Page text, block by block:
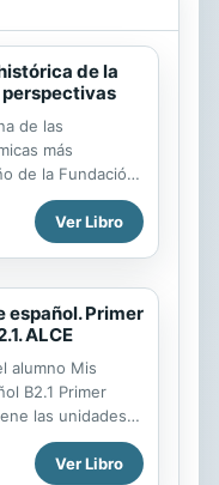
de la
perspectivas
de las
más
de la Fundación
este tema de
el séptimo
temas de alta
para
se han ido
escrita en
conjuntas
del evento. El
Ver Libro
español. Primer
ALCE
alumno Mis
B2.1 Primer
las unidades 1
al subnivel B2.1
ALCE
Ver Libro